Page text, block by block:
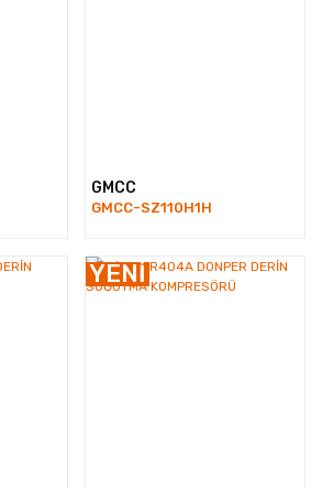
Hafif Ticari Tip Kompresörler
GMCC
GMCC-SZ110H1H
YENİ